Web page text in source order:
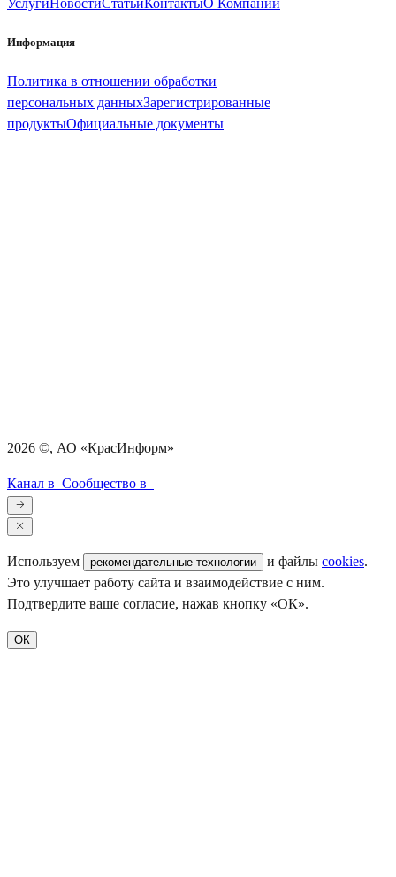
УслугиНовостиСтатьиКонтактыО Компании
Информация
Политика в отношении обработки
персональных данныхЗарегистрированные
продуктыОфициальные документы
2026 ©, АО «КрасИнформ»
Канал в Сообщество в
Используем рекомендательные технологии и файлы cookies.
Это улучшает работу сайта и взаимодействие с ним.
Подтвердите ваше согласие, нажав кнопку «ОК».
ОК